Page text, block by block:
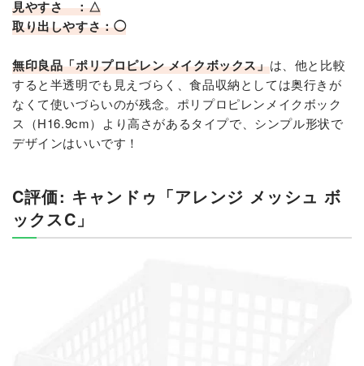
見やすさ ：△
取り出しやすさ：◯
無印良品「ポリプロピレン メイクボックス」は、他と比較
すると半透明でも見えづらく、食品収納としては奥行きが
なくて使いづらいのが残念。ポリプロピレンメイクボック
ス（H16.9cm）より高さがあるタイプで、シンプル形状で
デザインはいいです！
C評価: キャンドゥ「アレンジ メッシュ ボ
ックスC」